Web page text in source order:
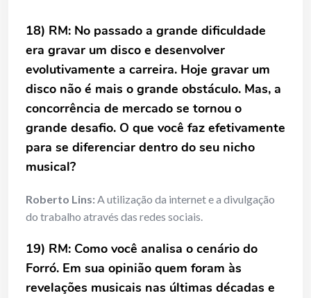
18) RM: No passado a grande dificuldade
era gravar um disco e desenvolver
evolutivamente a carreira. Hoje gravar um
disco não é mais o grande obstáculo. Mas, a
concorrência de mercado se tornou o
grande desafio. O que você faz efetivamente
para se diferenciar dentro do seu nicho
musical?
Roberto Lins:A utilização da internet e a divulgação
do trabalho através das redes sociais.
19) RM: Como você analisa o cenário do
Forró. Em sua opinião quem foram às
revelações musicais nas últimas décadas e